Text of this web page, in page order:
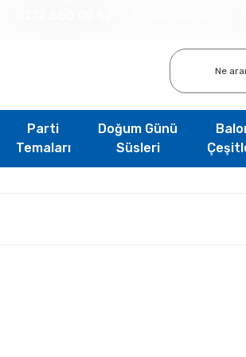
Parti
Temaları
Doğum Günü
Süsleri